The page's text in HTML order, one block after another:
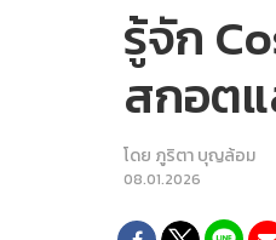
รู้จัก
สกอต
โดย ภูริตา บุญล้อม
08.01.2026